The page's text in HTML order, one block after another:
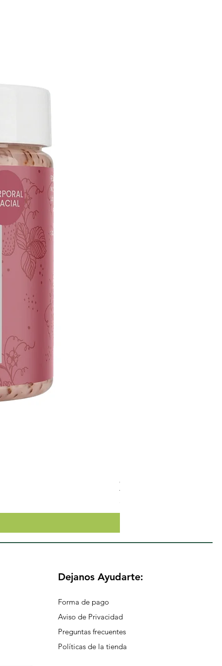
Crema Neutra Con FPS 30
$174.65
Dejanos Ayudarte:
Forma de pago
Aviso de Privacidad
Preguntas frecuentes
Políticas de la tienda